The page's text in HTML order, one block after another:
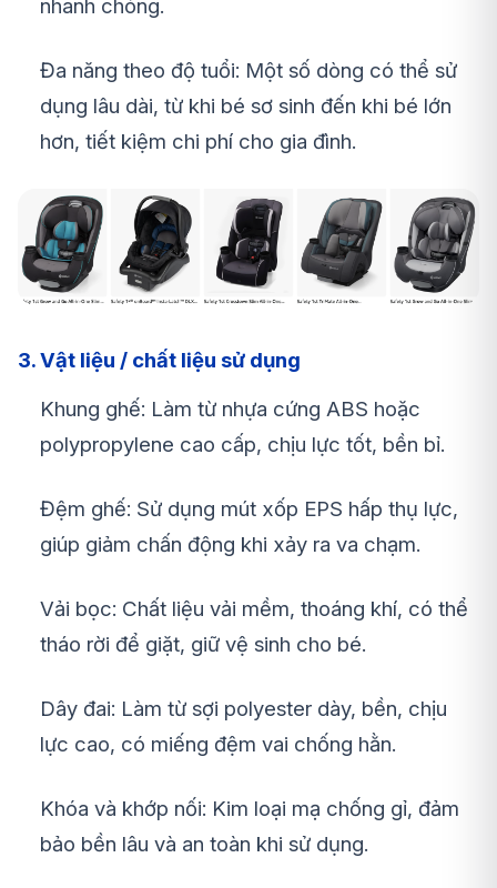
nhanh chóng.
Đa năng theo độ tuổi: Một số dòng có thể sử
dụng lâu dài, từ khi bé sơ sinh đến khi bé lớn
hơn, tiết kiệm chi phí cho gia đình.
3. Vật liệu / chất liệu sử dụng
Khung ghế: Làm từ nhựa cứng ABS hoặc
polypropylene cao cấp, chịu lực tốt, bền bỉ.
Đệm ghế: Sử dụng mút xốp EPS hấp thụ lực,
giúp giảm chấn động khi xảy ra va chạm.
Vải bọc: Chất liệu vải mềm, thoáng khí, có thể
tháo rời để giặt, giữ vệ sinh cho bé.
Dây đai: Làm từ sợi polyester dày, bền, chịu
lực cao, có miếng đệm vai chống hằn.
Khóa và khớp nối: Kim loại mạ chống gỉ, đảm
bảo bền lâu và an toàn khi sử dụng.